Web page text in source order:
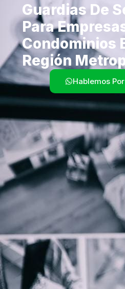
Guardias De
Para
Condominios
Región
Hablemos